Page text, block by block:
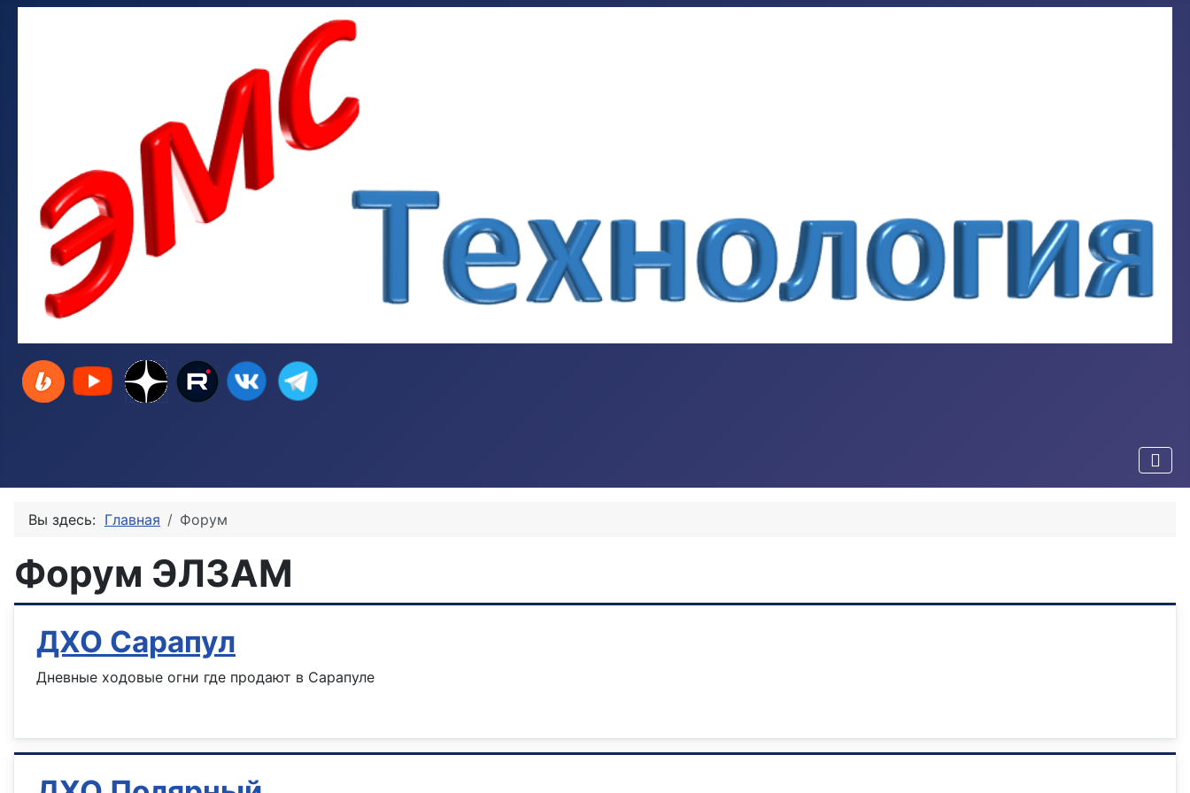
Вы здесь: Главная Форум
Форум ЭЛЗАМ
ДХО Сарапул
Дневные ходовые огни где продают в Сарапуле